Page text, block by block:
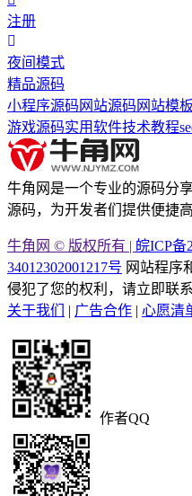
注册
夜间模式
精品源码
小程序源码 网站源码 网站模板
游戏源码实用软件技术教程
牛角网是一个专业的源码分
源码，为开发者们提供便捷
牛角网 © 版权所有 | 皖ICP备
34012302001217号 网站程序
侵犯了您的权利，请立即联
关于我们
| 广告合作 | 心愿清
作者QQ